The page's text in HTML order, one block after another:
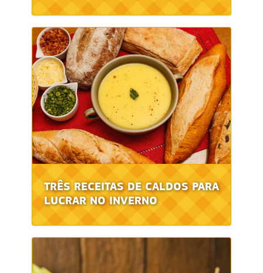
TRÊS RECEITAS DE CALDOS PARA
LUCRAR NO INVERNO